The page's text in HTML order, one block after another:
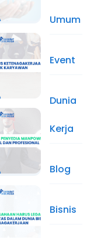
Umum
Event
Dunia
Kerja
Blog
Bisnis